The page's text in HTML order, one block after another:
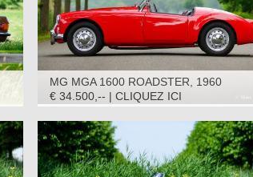
MG MGA 1600 ROADSTER, 1960
€ 34.500,-- | CLIQUEZ ICI